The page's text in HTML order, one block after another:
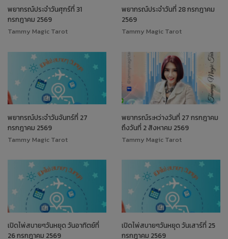
พยากรณ์ประจำวันศุกร์ที่ 31
กรกฎาคม 2569
Tammy Magic Tarot
พยากรณ์ประจำวันที่ 28 กรกฎาคม
2569
Tammy Magic Tarot
พยากรณ์ประจำวันจันทร์ที่ 27
กรกฎาคม 2569
Tammy Magic Tarot
พยากรณ์ระหว่างวันที่ 27 กรกฎาคม
ถึงวันที่ 2 สิงหาคม 2569
Tammy Magic Tarot
เปิดไพ่สบายๆวันหยุด วันอาทิตย์ที่
26 กรกฎาคม 2569
เปิดไพ่สบายๆวันหยุด วันเสาร์ที่ 25
กรกฎาคม 2569